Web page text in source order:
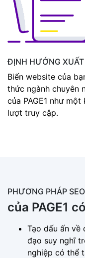
ĐỊNH HƯỚNG XUẤT
Biến website của
thức ngành chuyên
của PAGE1 như
lượt truy cập.
PHƯƠNG PHÁP
của PAGE1
Tạo dấu ấn về
đạo suy nghĩ
nghiệp có thể